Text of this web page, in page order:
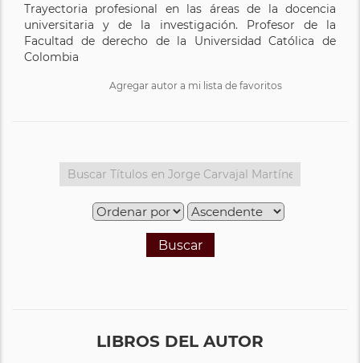
Trayectoria profesional en las áreas de la docencia
universitaria y de la investigación. Profesor de la
Facultad de derecho de la Universidad Católica de
Colombia
Agregar autor a mi lista de favoritos
Buscar
LIBROS DEL AUTOR